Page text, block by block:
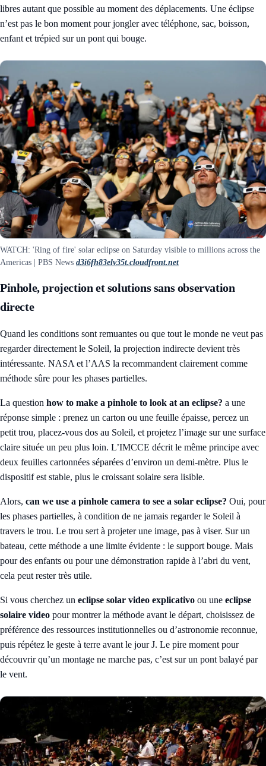
libres autant que possible au moment des déplacements. Une éclipse
n’est pas le bon moment pour jongler avec téléphone, sac, boisson,
enfant et trépied sur un pont qui bouge.
WATCH: 'Ring of fire' solar eclipse on Saturday visible to millions across the
Americas | PBS News d3i6fh83elv35t.cloudfront.net
Pinhole, projection et solutions sans observation
directe
Quand les conditions sont remuantes ou que tout le monde ne veut pas
regarder directement le Soleil, la projection indirecte devient très
intéressante. NASA et l’AAS la recommandent clairement comme
méthode sûre pour les phases partielles.
La question how to make a pinhole to look at an eclipse? a une
réponse simple : prenez un carton ou une feuille épaisse, percez un
petit trou, placez-vous dos au Soleil, et projetez l’image sur une surface
claire située un peu plus loin. L’IMCCE décrit le même principe avec
deux feuilles cartonnées séparées d’environ un demi-mètre. Plus le
dispositif est stable, plus le croissant solaire sera lisible.
Alors, can we use a pinhole camera to see a solar eclipse? Oui, pour
les phases partielles, à condition de ne jamais regarder le Soleil à
travers le trou. Le trou sert à projeter une image, pas à viser. Sur un
bateau, cette méthode a une limite évidente : le support bouge. Mais
pour des enfants ou pour une démonstration rapide à l’abri du vent,
cela peut rester très utile.
Si vous cherchez un eclipse solar video explicativo ou une eclipse
solaire video pour montrer la méthode avant le départ, choisissez de
préférence des ressources institutionnelles ou d’astronomie reconnue,
puis répétez le geste à terre avant le jour J. Le pire moment pour
découvrir qu’un montage ne marche pas, c’est sur un pont balayé par
le vent.